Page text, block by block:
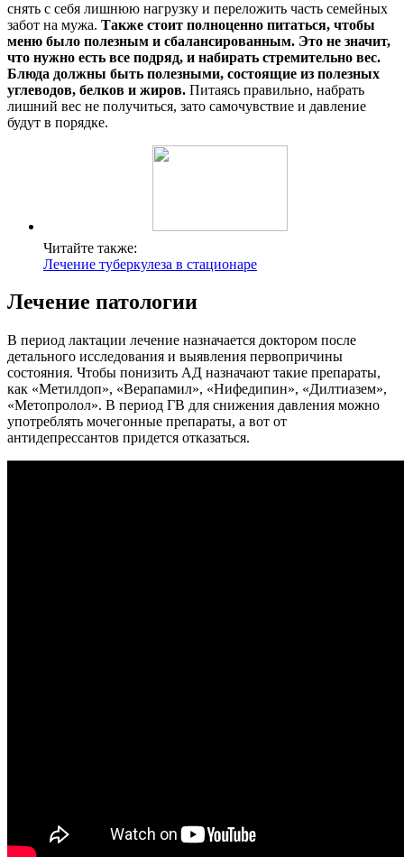
снять с себя лишнюю нагрузку и переложить часть семейных
забот на мужа. Также стоит полноценно питаться, чтобы
меню было полезным и сбалансированным. Это не значит,
что нужно есть все подряд, и набирать стремительно вес.
Блюда должны быть полезными, состоящие из полезных
углеводов, белков и жиров. Питаясь правильно, набрать
лишний вес не получиться, зато самочувствие и давление
будут в порядке.
Читайте также:
Лечение туберкулеза в стационаре
Лечение патологии
В период лактации лечение назначается доктором после
детального исследования и выявления первопричины
состояния. Чтобы понизить АД назначают такие препараты,
как «Метилдоп», «Верапамил», «Нифедипин», «Дилтиазем»,
«Метопролол». В период ГВ для снижения давления можно
употреблять мочегонные препараты, а вот от
антидепрессантов придется отказаться.